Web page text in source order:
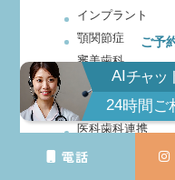
電話
インプラント
顎関節症
審美歯科
ダイレクトボン
ィング
医科歯科連携
産前・産後の歯
ご予
AI チャッ
24時間ご